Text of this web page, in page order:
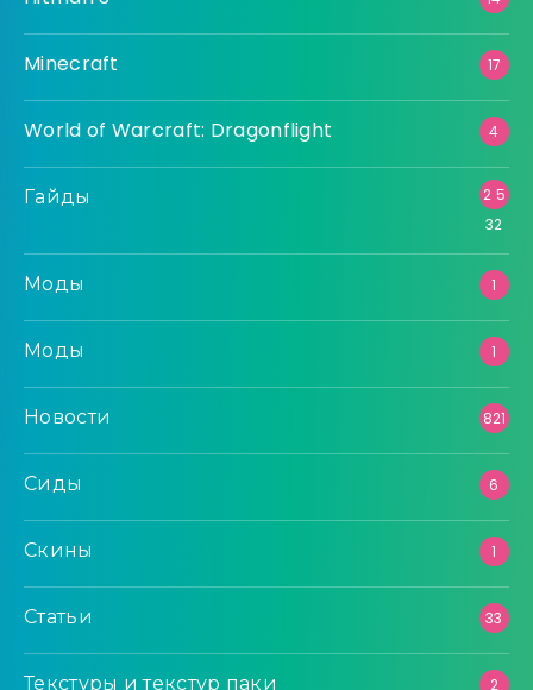
Minecraft 17
World of Warcraft: Dragonflight 4
Гайды
2 5
32
Моды 1
Моды 1
Новости 821
Сиды 6
Скины 1
Статьи 33
Текстуры и текстур паки 2